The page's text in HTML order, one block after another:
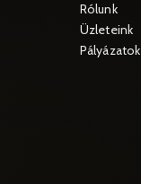
Rólunk
Üzleteink
Pályázatok